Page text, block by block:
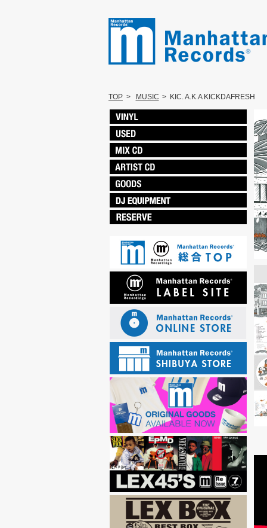
TOP > MUSIC > KIC. A.K.A KICKDAFRESH